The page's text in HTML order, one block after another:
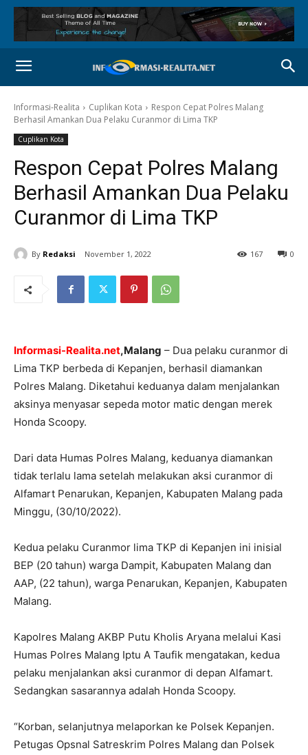
Informasi-Realita Cuplikan Kota
Respon Cepat Polres Malang
Berhasil Amankan Dua Pelaku Curanmor di Lima TKP
Cuplikan Kota
Respon Cepat Polres Malang
Berhasil Amankan Dua Pelaku
Curanmor di Lima TKP
By Redaksi November 1, 2022 0
167
Informasi-Realita.net,Malang – Dua pelaku curanmor di
Lima TKP berbeda di Kepanjen, berhasil diamankan
Polres Malang. Diketahui keduanya dalam menjalankan
aksinya menyasar sepeda motor matic dengan merek
Honda Scoopy.
Dari data Humas Polres Malang, keduanya diamankan
tidak terlalu lama setelah melakukan aksi curanmor di
Alfamart Penarukan, Kepanjen, Kabupaten Malang pada
Minggu, (30/10/2022).
Kedua pelaku Curanmor lima TKP di Kepanjen ini inisial
BEP (20 tahun) warga Dampit, Kabupaten Malang dan
AAP, (22 tahun), warga Penarukan, Kepanjen, Kabupaten
Malang.
Kapolres Malang AKBP Putu Kholis Aryana melalui Kasi
Humas Polres Malang Iptu A Taufik mengatakan, kedua
pelaku menjalankan aksi curanmor di depan Alfamart.
Sedangkan sasarannya adalah Honda Scoopy.
“Korban, selanjutnya melaporkan ke Polsek Kepanjen.
Petugas Opsnal Satreskrim Polres Malang dan Polsek